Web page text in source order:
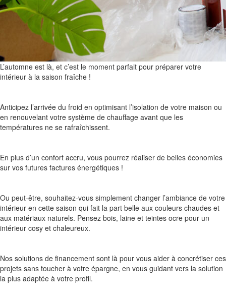
L’automne est là, et c’est le moment parfait pour préparer votre
intérieur à la saison fraîche !
Anticipez l’arrivée du froid en optimisant l’isolation de votre maison ou
en renouvelant votre système de chauffage avant que les
températures ne se rafraîchissent.
En plus d’un confort accru, vous pourrez réaliser de belles économies
sur vos futures factures énergétiques !
Ou peut-être, souhaitez-vous simplement changer l’ambiance de votre
intérieur en cette saison qui fait la part belle aux couleurs chaudes et
aux matériaux naturels. Pensez bois, laine et teintes ocre pour un
intérieur cosy et chaleureux.
Nos solutions de financement sont là pour vous aider à concrétiser ces
projets sans toucher à votre épargne, en vous guidant vers la solution
la plus adaptée à votre profil.